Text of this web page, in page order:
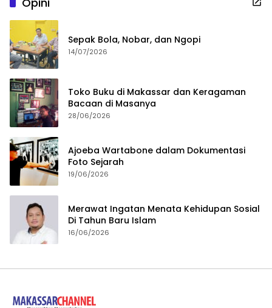
Sepak Bola, Nobar, dan Ngopi
14/07/2026
Toko Buku di Makassar dan Keragaman
Bacaan di Masanya
28/06/2026
Ajoeba Wartabone dalam Dokumentasi
Foto Sejarah
19/06/2026
Merawat Ingatan Menata Kehidupan Sosial
Di Tahun Baru Islam
16/06/2026